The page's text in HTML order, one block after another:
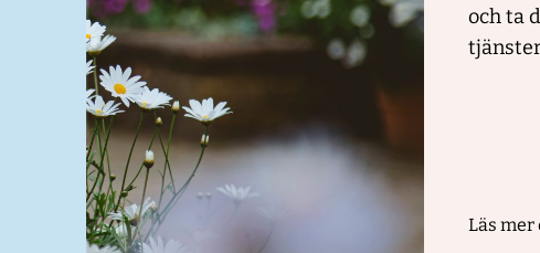
och ta
Läs mer